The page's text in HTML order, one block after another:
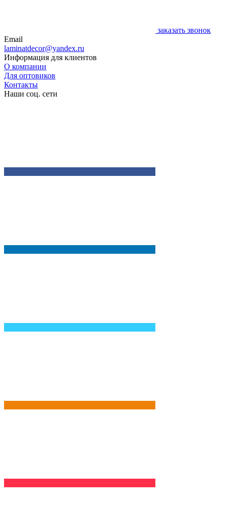
заказать звонок
Email
laminatdecor@yandex.ru
Информация для клиентов
О компании
Для оптовиков
Контакты
Наши соц. сети